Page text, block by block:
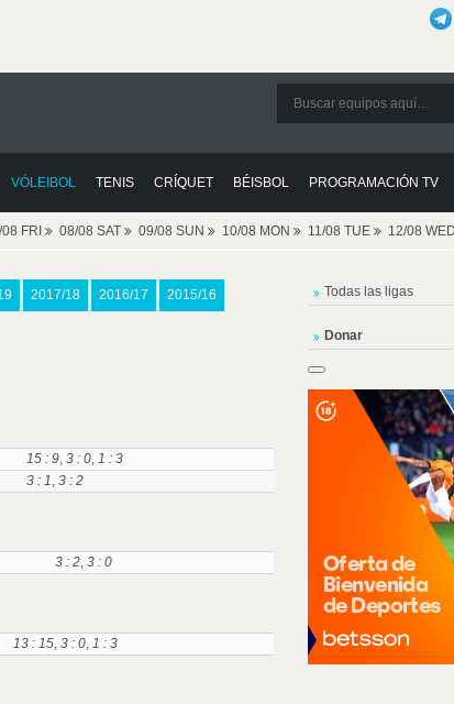
VÓLEIBOL TENIS CRÍQUET BÉISBOL PROGRAMACIÓN TV
FRI 08/08 SAT 09/08 SUN 10/08 MON 11/08 TUE 12/08 WED
2017/18 2016/17 2015/16
15 : 9, 3 : 0, 1 : 3
3 : 1, 3 : 2
3 : 2, 3 : 0
13 : 15, 3 : 0, 1 : 3
Todas las ligas
Donar